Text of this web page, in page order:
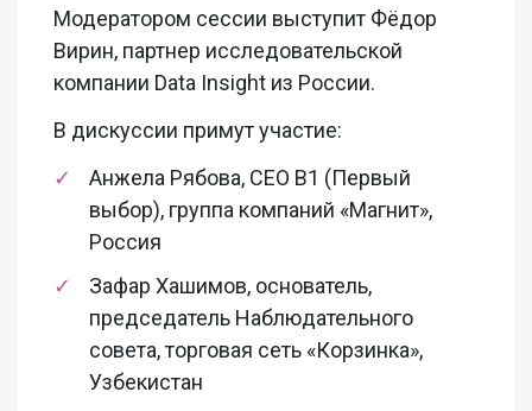
Модератором сессии выступит Фёдор
Вирин, партнер исследовательской
компании Data Insight из России.
В дискуссии примут участие:
Анжела Рябова, СЕО В1 (Первый
выбор), группа компаний «Магнит»,
Россия
Зафар Хашимов, основатель,
председатель Наблюдательного
совета, торговая сеть «Корзинка»,
Узбекистан